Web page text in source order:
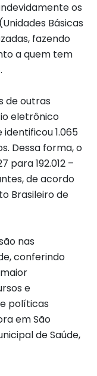
os
Básicas
fazendo
a quem tem
de outras
eletrônico
1.065
Dessa forma, o
para 192.012 –
de acordo
Brasileiro de
nas
conferindo
e
políticas
em São
de Saúde,